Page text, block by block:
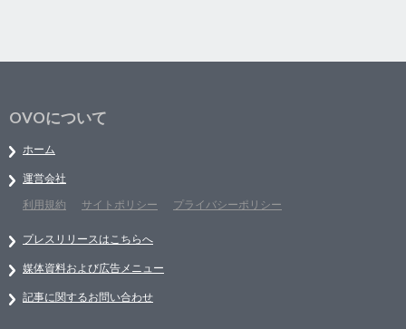
OVOについて
ホーム
運営会社
利用規約
サイトポリシー プライバシーポリシー
プレスリリースはこちらへ
媒体資料および広告メニュー
記事に関するお問い合わせ